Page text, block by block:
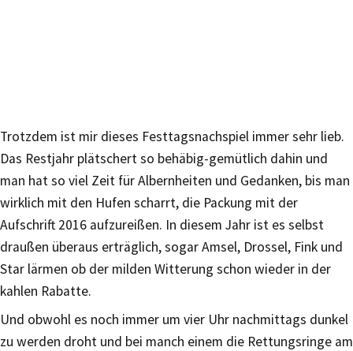
Trotzdem ist mir dieses Festtagsnachspiel immer sehr lieb.
Das Restjahr plätschert so behäbig-gemütlich dahin und
man hat so viel Zeit für Albernheiten und Gedanken, bis man
wirklich mit den Hufen scharrt, die Packung mit der
Aufschrift 2016 aufzureißen. In diesem Jahr ist es selbst
draußen überaus erträglich, sogar Amsel, Drossel, Fink und
Star lärmen ob der milden Witterung schon wieder in der
kahlen Rabatte.
Und obwohl es noch immer um vier Uhr nachmittags dunkel
zu werden droht und bei manch einem die Rettungsringe am